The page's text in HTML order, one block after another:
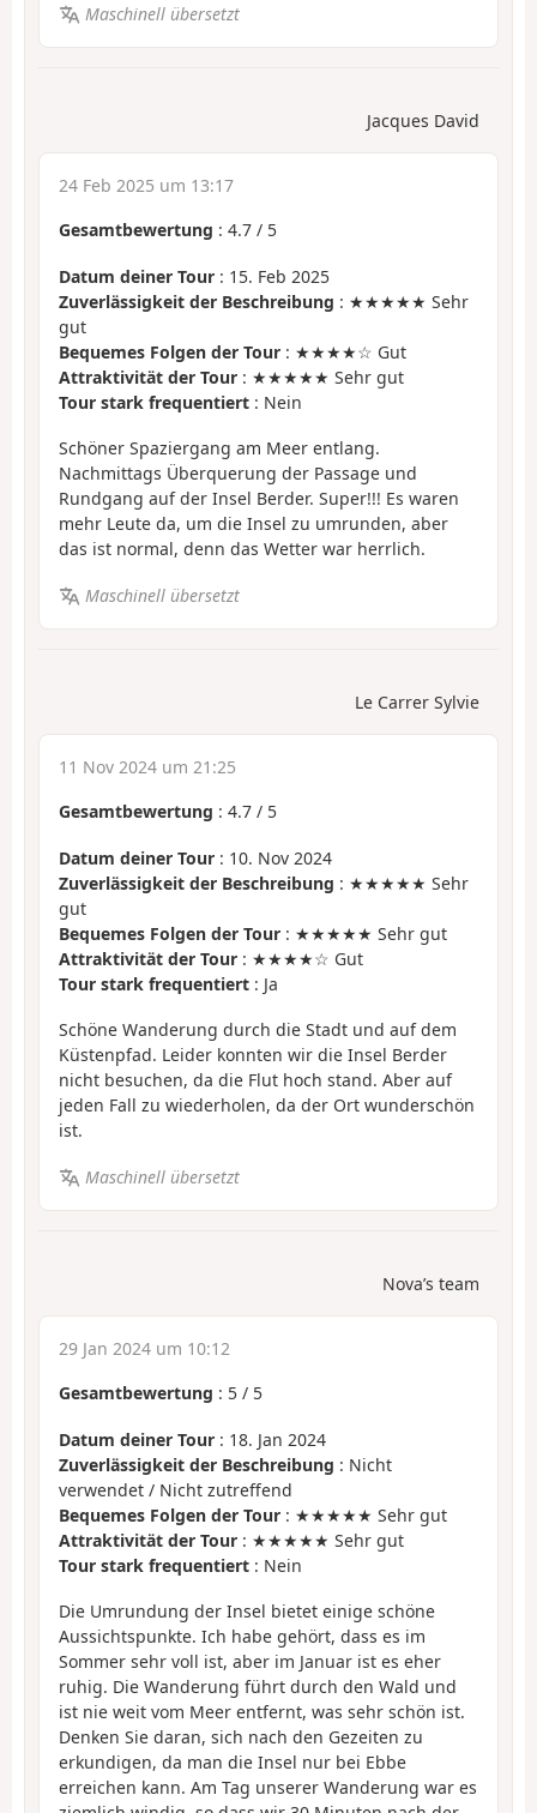
Maschinell übersetzt
Jacques David
24 Feb 2025 um 13:17
Gesamtbewertung : 4.7 / 5
Datum deiner Tour : 15. Feb 2025
Zuverlässigkeit der Beschreibung : ★★★★★ Sehr
gut
Bequemes Folgen der Tour : ★★★★☆ Gut
Attraktivität der Tour : ★★★★★ Sehr gut
Tour stark frequentiert : Nein
Schöner Spaziergang am Meer entlang.
Nachmittags Überquerung der Passage und
Rundgang auf der Insel Berder. Super!!! Es waren
mehr Leute da, um die Insel zu umrunden, aber
das ist normal, denn das Wetter war herrlich.
Maschinell übersetzt
Le Carrer Sylvie
11 Nov 2024 um 21:25
Gesamtbewertung : 4.7 / 5
Datum deiner Tour : 10. Nov 2024
Zuverlässigkeit der Beschreibung : ★★★★★ Sehr
gut
Bequemes Folgen der Tour : ★★★★★ Sehr gut
Attraktivität der Tour : ★★★★☆ Gut
Tour stark frequentiert : Ja
Schöne Wanderung durch die Stadt und auf dem
Küstenpfad. Leider konnten wir die Insel Berder
nicht besuchen, da die Flut hoch stand. Aber auf
jeden Fall zu wiederholen, da der Ort wunderschön
ist.
Maschinell übersetzt
Nova’s team
29 Jan 2024 um 10:12
Gesamtbewertung : 5 / 5
Datum deiner Tour : 18. Jan 2024
Zuverlässigkeit der Beschreibung : Nicht
verwendet / Nicht zutreffend
Bequemes Folgen der Tour : ★★★★★ Sehr gut
Attraktivität der Tour : ★★★★★ Sehr gut
Tour stark frequentiert : Nein
Die Umrundung der Insel bietet einige schöne
Aussichtspunkte. Ich habe gehört, dass es im
Sommer sehr voll ist, aber im Januar ist es eher
ruhig. Die Wanderung führt durch den Wald und
ist nie weit vom Meer entfernt, was sehr schön ist.
Denken Sie daran, sich nach den Gezeiten zu
erkundigen, da man die Insel nur bei Ebbe
erreichen kann. Am Tag unserer Wanderung war es